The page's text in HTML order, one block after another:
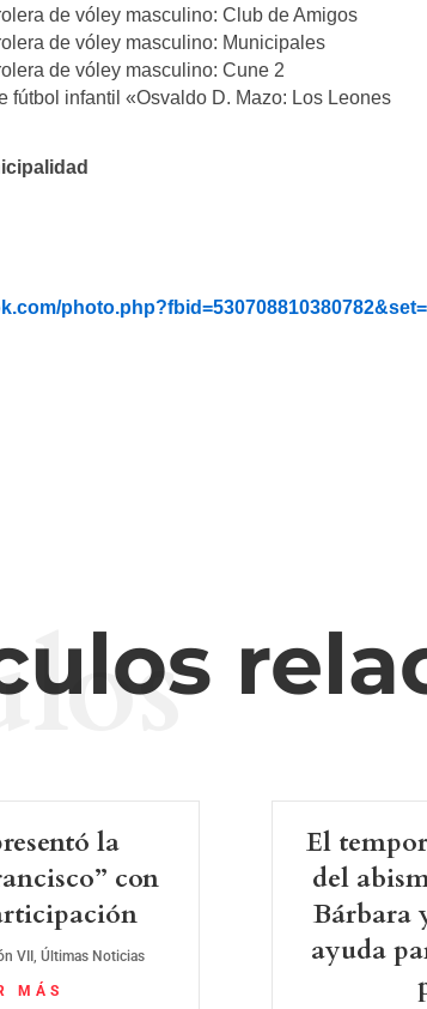
de vóley masculino: Club de Amigos
de vóley masculino: Municipales
de vóley masculino: Cune 2
fútbol infantil «Osvaldo D. Mazo: Los Leones
la
con
VII ,Últimas Noticias
MÁS
El
del
Bárbara
ayuda